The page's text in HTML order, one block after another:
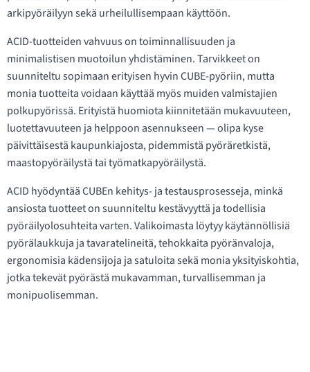
arkipyöräilyyn sekä urheilullisempaan käyttöön.
ACID-tuotteiden vahvuus on toiminnallisuuden ja
minimalistisen muotoilun yhdistäminen. Tarvikkeet on
suunniteltu sopimaan erityisen hyvin CUBE-pyöriin, mutta
monia tuotteita voidaan käyttää myös muiden valmistajien
polkupyörissä. Erityistä huomiota kiinnitetään mukavuuteen,
luotettavuuteen ja helppoon asennukseen — olipa kyse
päivittäisestä kaupunkiajosta, pidemmistä pyöräretkistä,
maastopyöräilystä tai työmatkapyöräilystä.
ACID hyödyntää CUBEn kehitys- ja testausprosesseja, minkä
ansiosta tuotteet on suunniteltu kestävyyttä ja todellisia
pyöräilyolosuhteita varten. Valikoimasta löytyy käytännöllisiä
pyörälaukkuja ja tavaratelineitä, tehokkaita pyöränvaloja,
ergonomisia kädensijoja ja satuloita sekä monia yksityiskohtia,
jotka tekevät pyörästä mukavamman, turvallisemman ja
monipuolisemman.